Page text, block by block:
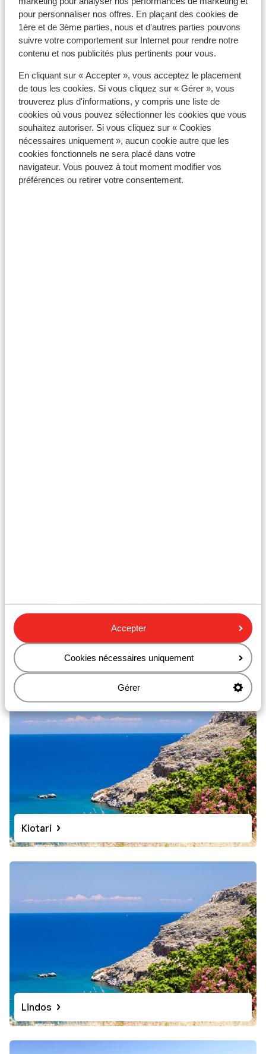
pour personnaliser nos offres. En plaçant des cookies de
1ère et de 3ème parties, nous et d'autres parties pouvons
suivre votre comportement sur Internet pour rendre notre
contenu et nos publicités plus pertinents pour vous.
En cliquant sur « Accepter », vous acceptez le placement
de tous les cookies. Si vous cliquez sur « Gérer », vous
trouverez plus d'informations, y compris une liste de
cookies où vous pouvez sélectionner les cookies que vous
souhaitez autoriser. Si vous cliquez sur « Cookies
nécessaires uniquement », aucun cookie autre que les
cookies fonctionnels ne sera placé dans votre
navigateur. Vous pouvez à tout moment modifier vos
préférences ou retirer votre consentement.
Accepter
Cookies nécessaires uniquement
Gérer
Rhodes
Autres destinations
Kiotari
Lindos